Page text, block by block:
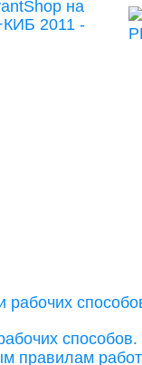
способов.